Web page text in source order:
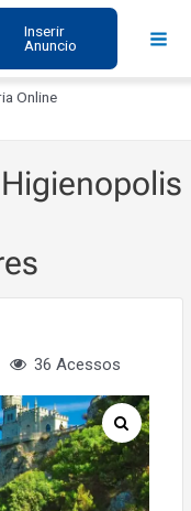
Inserir
Anuncio
Online
36 Acessos